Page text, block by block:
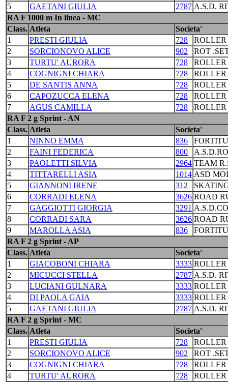
5
GAETANI GIULIA 2787 A.S.D.
RA F 1000 m In linea - MC
Class. Atleta
Societa'
1
PRESTI GIULIA 728
2
SORCIONOVO ALICE 902
ROT
3
TURTU' AURORA 728
4
COGNIGNI CHIARA 728
5
DE SANTIS ANNA 728
6
CAPOZUCCA ELENA 728
7
AGUS CAMILLA 728
RA F 2 g Sprint - AN
Class. Atleta
Societa'
1
NINNO EMMA 836
2
FAINI FEDERICA 800
3
PAOLETTI SILVIA 2964 TEAM
4
TITTARELLI ASIA 1014 ASD
5
GIANNONI IRENE 312
6
CORRADI ELENA 3626 ROAD
7
GAGGIOTTI GIORGIA 3291
8
CORRADI SARA 3626 ROAD
9
MAROLLA ASIA 836
RA F 2 g Sprint - AP
Class. Atleta
Societa'
1
GIACOBONI CHIARA 3333 ROLLER
2
MICUCCI STELLA 2787 A.S.D.
3
LUCIANI GULNARA 3333 ROLLER
4
DI PAOLA GAIA 3333 ROLLER
5
GAETANI GIULIA 2787 A.S.D.
RA F 2 g Sprint - MC
Class. Atleta
Societa'
1
PRESTI GIULIA 728
2
SORCIONOVO ALICE 902
ROT
3
COGNIGNI CHIARA 728
4
TURTU' AURORA 728